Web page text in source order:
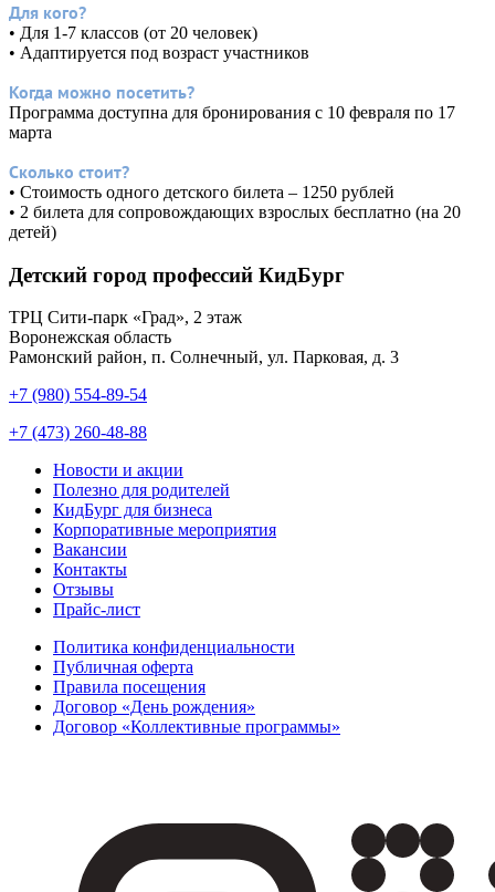
Для кого?
• Для 1-7 классов (от 20 человек)
• Адаптируется под возраст участников
Когда можно посетить?
Программа доступна для бронирования с 10 февраля по 17
марта
Сколько стоит?
• Стоимость одного детского билета – 1250 рублей
• 2 билета для сопровождающих взрослых бесплатно (на 20
детей)
Детский город профессий КидБург
ТРЦ Сити-парк «Град», 2 этаж
Воронежская область
Рамонский район, п. Солнечный, ул. Парковая, д. 3
+7 (980) 554-89-54
+7 (473) 260-48-88
Новости и акции
Полезно для родителей
КидБург для бизнеса
Корпоративные мероприятия
Вакансии
Контакты
Отзывы
Прайс-лист
Политика конфиденциальности
Публичная оферта
Правила посещения
Договор «День рождения»
Договор «Коллективные программы»